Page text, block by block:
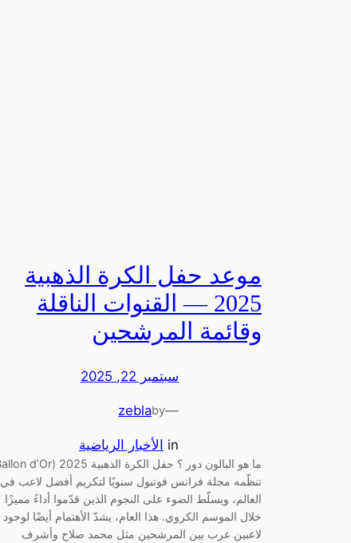
موعد حفل الكرة الذهبية
2025 — القنوات الناقلة
وقائمة المرشحين
سبتمبر 22, 2025
—
by
zebla
in الأخبار الرياضية
تنظّمه مجلة فرانس فوتبول سنويًا لتكريم أفضل لاعب في
العالم، ويسلّط الضوء على النجوم الذين قدّموا أداءً مميزًا
خلال الموسم الكروي. هذا العام، يشدّ الأهتمام أيضًا لوجود
لاعبين عرب بين المرشحين مثل محمد صلاح وأشرف